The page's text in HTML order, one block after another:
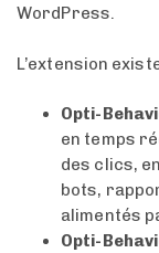
WordPress.
L’extension
Opti-
en temps
des clics,
bots,
alimentés
Opti-